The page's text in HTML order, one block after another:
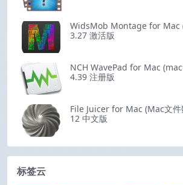
WidsMob Montage for Mac
3.27 激活版
NCH WavePad for Mac
4.39 注册版
File Juicer for Mac (Mac文件
12 中文版
标签云